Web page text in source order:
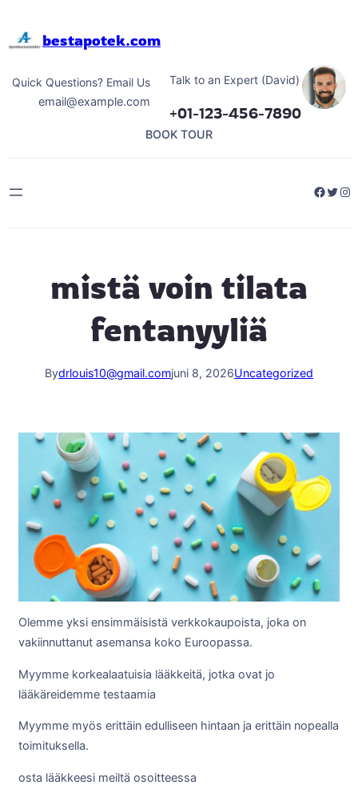
bestapotek.com
Quick Questions? Email Us
email@example.com
Talk to an Expert (David)
+01-123-456-7890
BOOK TOUR
mistä voin tilata
fentanyyliä
Bydrlouis10@gmail.comjuni 8, 2026Uncategorized
Olemme yksi ensimmäisistä verkkokaupoista, joka on
vakiinnuttanut asemansa koko Euroopassa.
Myymme korkealaatuisia lääkkeitä, jotka ovat jo
lääkäreidemme testaamia
Myymme myös erittäin edulliseen hintaan ja erittäin nopealla
toimituksella.
osta lääkkeesi meiltä osoitteessa